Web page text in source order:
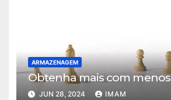
ARMAZENAGEM
Obtenha mais com menos
JUN 28, 2024 IMAM